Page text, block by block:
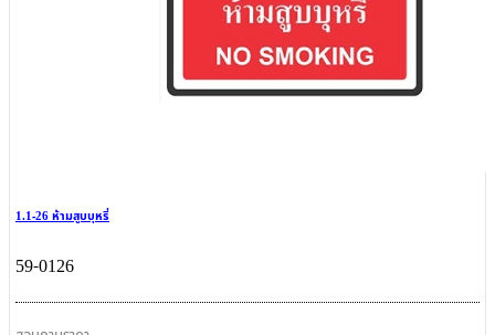
1.1-26 ห้ามสูบบุหรี่
59-0126